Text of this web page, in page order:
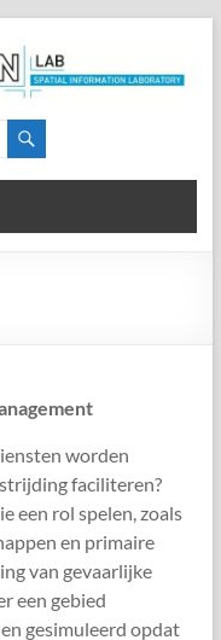
worden
faciliteren?
een rol spelen, zoals
en primaire
van gevaarlijke
een gebied
gesimuleerd opdat